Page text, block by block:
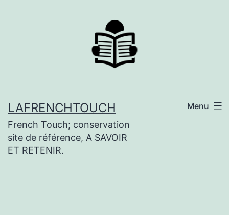
LAFRENCHTOUCH
French Touch; conservation
site de référence, A SAVOIR
ET RETENIR.
Menu